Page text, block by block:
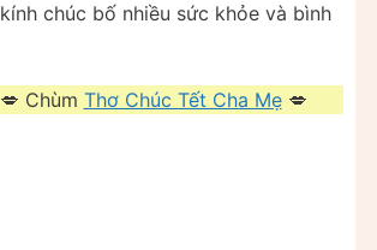
chúc bố nhiều sức khỏe và bình
Chùm Thơ Chúc Tết Cha Mẹ💋